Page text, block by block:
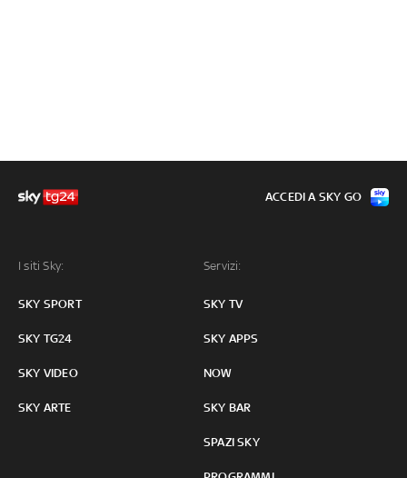
I siti Sky:
SKY SPORT
SKY TG24
SKY VIDEO
SKY ARTE
Servizi:
SKY TV
SKY APPS
NOW
SKY BAR
SPAZI SKY
ACCEDI A SKY GO